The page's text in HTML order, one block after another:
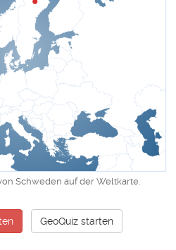
Schweden auf der Weltkarte.
GeoQuiz starten